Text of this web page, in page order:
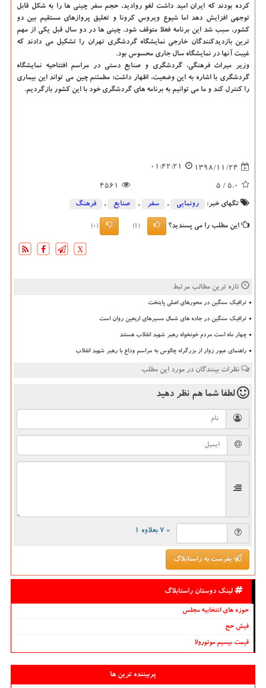
كرده بودند كه ایران امید داشت لغو روادید، حجم سفر چینی ها را به شكل قابل
توجهی افزایش دهد اما شیوع ویروس كرونا و تعلیق پروازهای مستقیم بین دو
كشور، سبب شد این برنامه فعلا متوقف شود. چینی ها در دو سال قبل یكی از مهم
ترین بازدیدكنندگان خارجی نمایشگاه گردشگری تهران را تشكیل می دادند كه
غیبت آنها در نمایشگاه سال جاری محسوس بود.
وزیر میراث فرهنگی، گردشگری و صنایع دستی در مراسم افتتاحیه نمایشگاه
گردشگری با اشاره به این وضعیت، اظهار داشت: مطمئنم چین می تواند این بیماری
را كنترل كند و ما می توانیم به برنامه های گردشگری خود با این كشور بازگردیم.
1398/11/24
01:42:21
5.0
/ 5
4561
تگهای خبر: رونمایی , سفر , صنایع , فرهنگ
این مطلب را می پسندید؟ (1)
(0)
X
تازه ترین مطالب مرتبط
ترافیک سنگین در محورهای اصلی پایتخت
ترافیک سنگین در جاده های شمال مسیرهای اربعین روان است
چهار ماه است مردم خونخواه رهبر شهید انقلاب هستند
راهنمای عبور زوار از بزرگراه چالوس به مراسم وداع با رهبر شهید انقلاب
نظرات بینندگان در مورد این مطلب
لطفا شما هم نظر دهید
= ۷ بعلاوه ۱
بفرست به راستابلاگ
لینک دوستان راستابلاگ
حوزه های انتخابیه مجلس
فیش حج
قیمت بیسیم موتورولا
پربیننده ترین ها